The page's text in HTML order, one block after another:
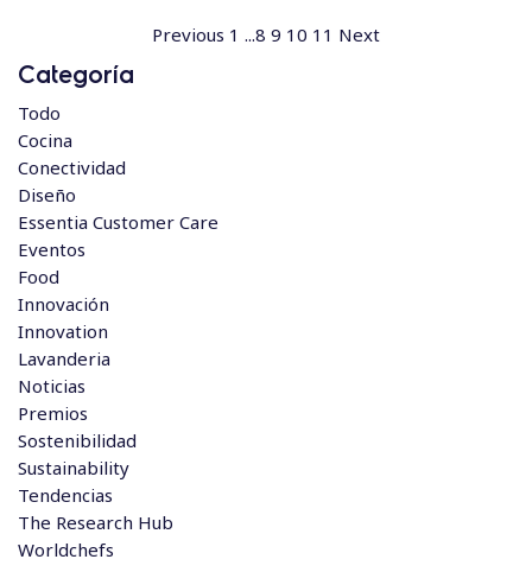
Previous 1 ...8 9 10 11 Next
Categoría
Todo
Cocina
Conectividad
Diseño
Essentia Customer Care
Eventos
Food
Innovación
Innovation
Lavanderia
Noticias
Premios
Sostenibilidad
Sustainability
Tendencias
The Research Hub
Worldchefs